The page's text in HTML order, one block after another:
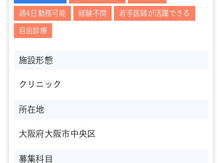
週4日勤務可能 経験不問 若手医師が活躍できる
自由診療
施設形態
クリニック
所在地
大阪府大阪市中央区
募集科目